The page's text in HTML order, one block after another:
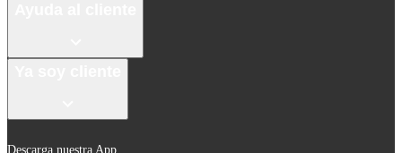
Descarga nuestra App